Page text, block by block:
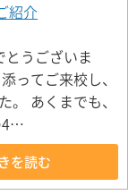
紹介
うございま
ってご来校し、
あくまでも、
4…
を読む